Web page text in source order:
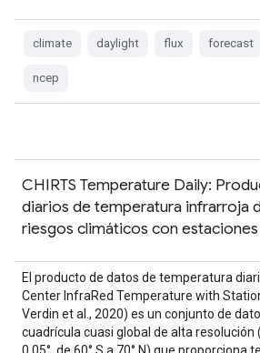
climate daylight flux forecast
ncep
CHIRTS Temperature Daily:
diarios de temperatura infrarroja
riesgos climáticos con estaciones
El producto de datos de temperatura
Center InfraRed Temperature with
Verdin et al., 2020) es un conjunto de
cuadrícula cuasi global de alta resolución